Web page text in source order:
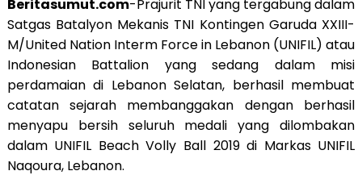
Beritasumut.com-Prajurit TNI yang tergabung dalam
Satgas Batalyon Mekanis TNI Kontingen Garuda XXIII-
M/United Nation Interm Force in Lebanon (UNIFIL) atau
Indonesian Battalion yang sedang dalam misi
perdamaian di Lebanon Selatan, berhasil membuat
catatan sejarah membanggakan dengan berhasil
menyapu bersih seluruh medali yang dilombakan
dalam UNIFIL Beach Volly Ball 2019 di Markas UNIFIL
Naqoura, Lebanon.